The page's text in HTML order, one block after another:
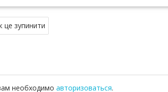
це зупинити
необходимо авторизоваться.